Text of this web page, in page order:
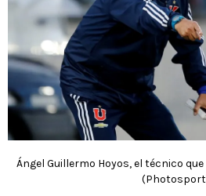
Ángel Guillermo Hoyos, el técnico